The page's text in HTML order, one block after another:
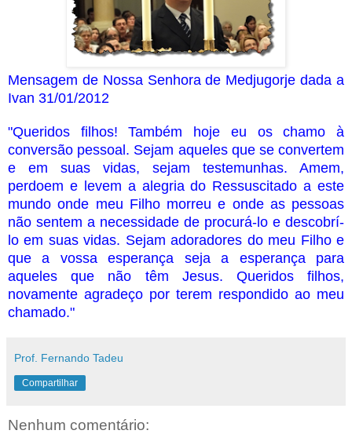
Mensagem de Nossa Senhora de Medjugorje dada a
Ivan 31/01/2012
"Queridos filhos! Também hoje eu os chamo à
conversão pessoal. Sejam aqueles que se convertem
e em suas vidas, sejam testemunhas. Amem,
perdoem e levem a alegria do Ressuscitado a este
mundo onde meu Filho morreu e onde as pessoas
não sentem a necessidade de procurá-lo e descobrí-
lo em suas vidas. Sejam adoradores do meu Filho e
que a vossa esperança seja a esperança para
aqueles que não têm Jesus. Queridos filhos,
novamente agradeço por terem respondido ao meu
chamado."
Prof. Fernando Tadeu
Compartilhar
Nenhum comentário: